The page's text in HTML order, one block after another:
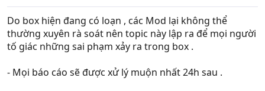
e
r
Do box hiện đang có loạn , các Mod lại không thể
thường xuyên rà soát nên topic này lập ra để mọi người
tố giác những sai phạm xảy ra trong box .
- Mọi báo cáo sẽ được xử lý muộn nhất 24h sau .